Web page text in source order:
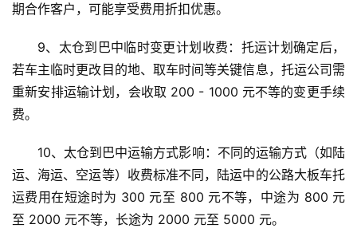
期合作客户，可能享受费用折扣优惠。
9、太仓到巴中临时变更计划收费：托运计划确定后，
若车主临时更改目的地、取车时间等关键信息，托运公司需
重新安排运输计划，会收取 200 - 1000 元不等的变更手续
费。
10、太仓到巴中运输方式影响：不同的运输方式（如陆
运、海运、空运等）收费标准不同，陆运中的公路大板车托
运费用在短途时为 300 元至 800 元不等，中途为 800 元
至 2000 元不等，长途为 2000 元至 5000 元。